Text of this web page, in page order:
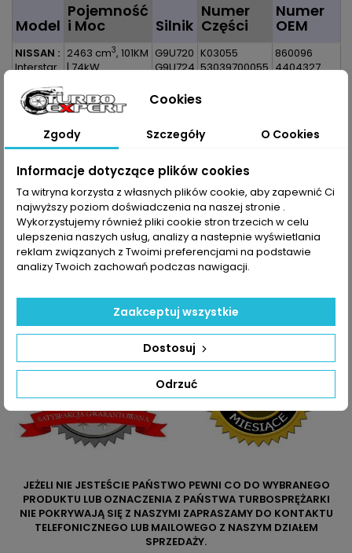
Model
Pojemność
i Moc Silnik
Numer
Części
Numer
OEM
NISSAN :
Interstar
OPEL :
Movano
RENAULT
:
Master II
2.5 DCI
2463 cm3, 101KM
| 74kW
| 84kW
G9U720
G9U724
G9U754
G9U
G9U
750
G9U
754
K03055
53039700055
K03 055
5303 988
K03-055
5303-970-
0055
5303-988-
0055
860096
4404327
7711134973
00QAD
1441100QAD
Dane zawarte w tabeli mogą odbiegać od rzeczywistości.
Dokładamy wszelkich starań aby jednak tak nie było.
numerów producenta na uszkodzonej części.
JEŻELI NIE JESTEŚCIE PAŃSTWO PEWNI CO DO WYBRANEGO
PRODUKTU LUB OZNACZENIA Z PAŃSTWA TURBOSPRĘŻARKI
NIE POKRYWAJĄ SIĘ Z NASZYMI ZAPRASZAMY DO KONTAKTU
TELEFONICZNEGO LUB MAILOWEGO Z NASZYM DZIAŁEM
SPRZEDAŻY.
Cookies
Zgody Szczegóły O Cookies
Informacje dotyczące plików cookies
Ta witryna korzysta z własnych plików cookie, aby zapewnić Ci
najwyższy poziom doświadczenia na naszej stronie .
Wykorzystujemy również pliki cookie stron trzecich w celu
ulepszenia naszych usług, analizy a nastepnie wyświetlania
reklam związanych z Twoimi preferencjami na podstawie
analizy Twoich zachowań podczas nawigacji.
Odrzuć
Dostosuj
Zaakceptuj wszystkie